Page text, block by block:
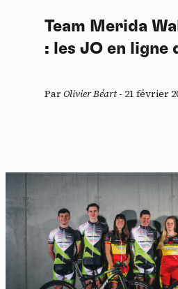
Team Merida
: les JO en ligne
ParOlivier Béart- 21 février